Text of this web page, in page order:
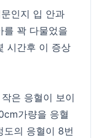
인지 입 안과
를 꽉 다물었을
시간후 이 증상
은 응혈이 보이
가량을 응혈
의 응혈이 8번